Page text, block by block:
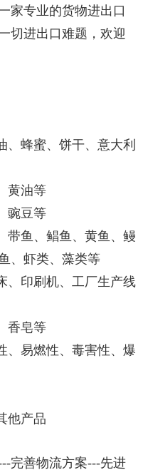
家专业的货物进出口
切进出口难题，欢迎
、蜂蜜、饼干、意大利
黄油等
豌豆等
带鱼、鲳鱼、黄鱼、鳗
、虾类、藻类等
、印刷机、工厂生产线
香皂等
、易燃性、毒害性、爆
他产品
完善物流方案---先进